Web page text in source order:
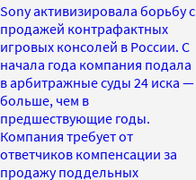
Sony активизировала борьбу с
продажей контрафактных
игровых консолей в России. С
начала года компания подала
в арбитражные суды 24 иска —
больше, чем в
предшествующие годы.
Компания требует от
ответчиков компенсации за
продажу поддельных